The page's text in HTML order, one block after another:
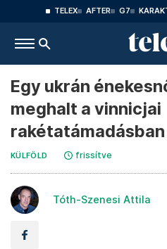
TELEX AFTER G7
Egy ukrán
meghalt a vinnicjai
rakétatámadásban
KÜLFÖLD frissítve
Tóth-Szenesi Attila